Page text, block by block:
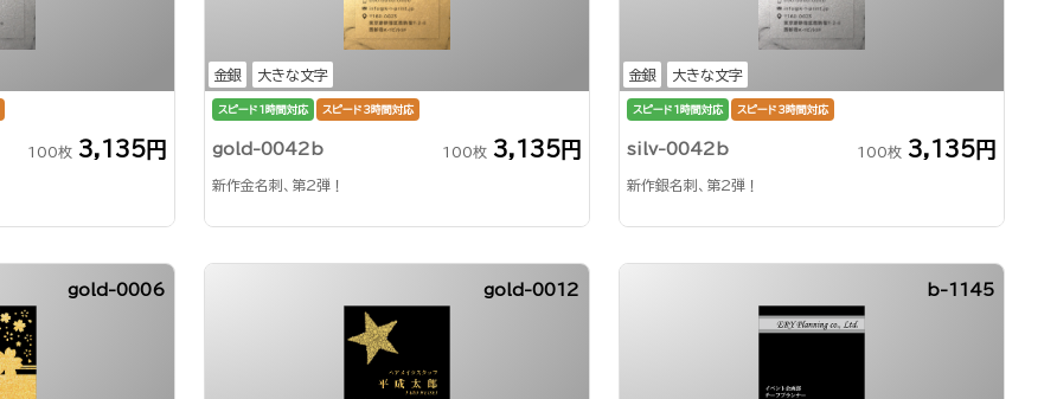
100枚 3,135円
金銀 大きな文字
スピード1時間対応 スピード3時間対応
gold-0042b 100枚 3,135円
新作金名刺、第2弾！
金銀 大きな文字
スピード1時間対応 スピード3時間対応
silv-0042b 100枚 3,135円
新作銀名刺、第2弾！
gold-0006 gold-0012 b-1145